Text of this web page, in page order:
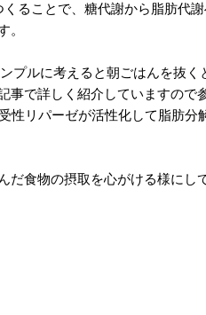
ることで、糖代謝から脂肪代
。
プルに考えると朝ごはんを抜く
事で詳しく紹介していますので
性リパーゼが活性化して脂肪分
だ食物の摂取を心がける様にし